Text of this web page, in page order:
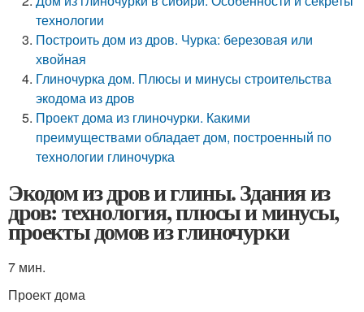
технологии
Построить дом из дров. Чурка: березовая или
хвойная
Глиночурка дом. Плюсы и минусы строительства
экодома из дров
Проект дома из глиночурки. Какими
преимуществами обладает дом, построенный по
технологии глиночурка
Экодом из дров и глины. Здания из
дров: технология, плюсы и минусы,
проекты домов из глиночурки
7 мин.
Проект дома